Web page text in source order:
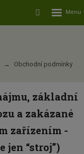
Vyhledávání
Rozbalení
Obchodní podmínky
základní
a zakázané
zařízením -
jen “stroj”)